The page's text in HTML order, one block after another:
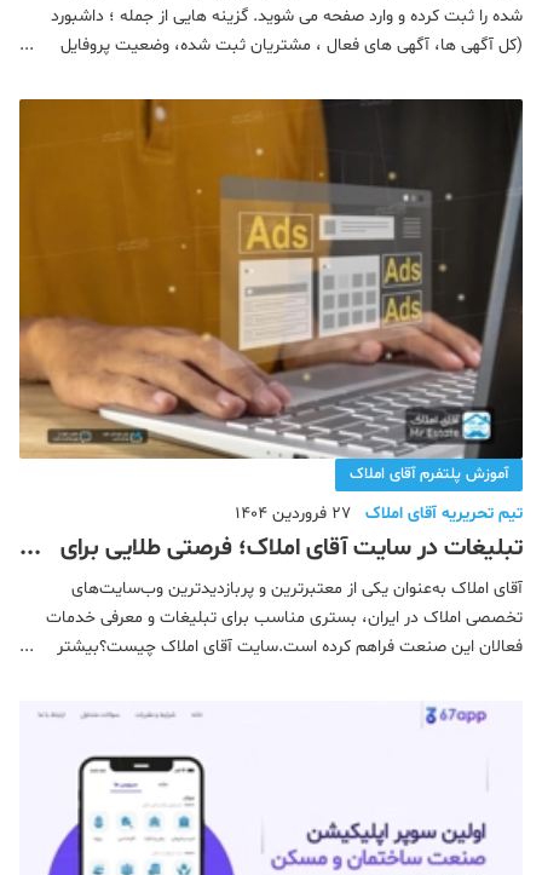
شده را ثبت کرده و وارد صفحه می شوید. گزینه هایی از جمله ؛ داشبورد
(کل آگهی ها، آگهی های فعال ، مشتریان ثبت شده، وضعیت پروفایل
(درخواست مشاوره، درخواست بازدید، پیغام ها (فایل) و
آموزش پلتفرم آقای املاک
تیم تحریریه آقای املاک 27 فروردین 1404
تبلیغات در سایت آقای املاک؛ فرصتی طلایی برای
فعالان حوزه صنعت ساختمان
آقای املاک به‌عنوان یکی از معتبرترین و پربازدیدترین وب‌سایت‌های
تخصصی املاک در ایران، بستری مناسب برای تبلیغات و معرفی خدمات
فعالان این صنعت فراهم کرده است.سایت آقای املاک چیست؟بیشتر
ملکی کشورچه کسانی می‌توانند در سای